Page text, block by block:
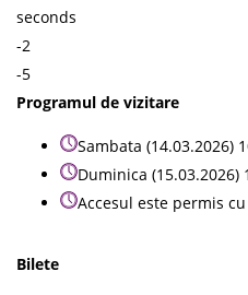
seconds
-2
-5
Programul de vizitare
Sambata (14.03.2026)
Duminica (15.03.2026)
Accesul este permis
Bilete